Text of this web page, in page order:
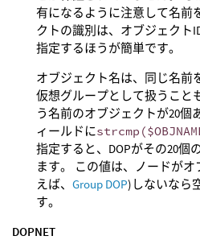
有になるように注意して名前
クトの識別は、オブジェクト
指定するほうが簡単です。
オブジェクト名は、同じ名前
仮想グループとして扱うこと
う名前のオブジェクトが20個
ィールドに
指定すると、DOPがその20個
ます。 この値は、ノードが
えば、 Group DOP)しないなら
す。
DOPNET